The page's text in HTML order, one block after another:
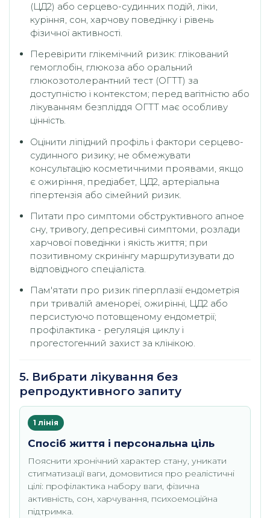
(ЦД2) або серцево-судинних подій, ліки,
куріння, сон, харчову поведінку і рівень
фізичної активності.
Перевірити глікемічний ризик: глікований
гемоглобін, глюкоза або оральний
глюкозотолерантний тест (ОГТТ) за
доступністю і контекстом; перед вагітністю або
лікуванням безпліддя ОГТТ має особливу
цінність.
Оцінити ліпідний профіль і фактори серцево-
судинного ризику; не обмежувати
консультацію косметичними проявами, якщо
є ожиріння, предіабет, ЦД2, артеріальна
гіпертензія або сімейний ризик.
Питати про симптоми обструктивного апное
сну, тривогу, депресивні симптоми, розлади
харчової поведінки і якість життя; при
позитивному скринінгу маршрутизувати до
відповідного спеціаліста.
Пам'ятати про ризик гіперплазії ендометрія
при тривалій аменореї, ожирінні, ЦД2 або
персистуючо потовщеному ендометрії;
профілактика - регуляція циклу і
прогестогенний захист за клінікою.
5. Вибрати лікування без
репродуктивного запиту
1 лінія
Спосіб життя і персональна ціль
Пояснити хронічний характер стану, уникати
стигматизації ваги, домовитися про реалістичні
цілі: профілактика набору ваги, фізична
активність, сон, харчування, психоемоційна
підтримка.